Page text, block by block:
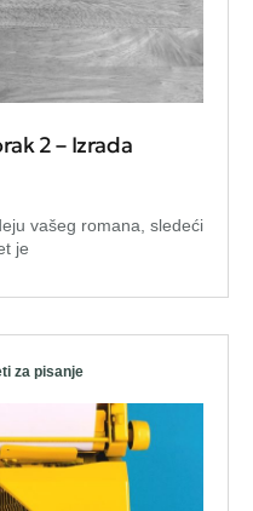
2 – Izrada
vašeg romana, sledeći
je
za pisanje